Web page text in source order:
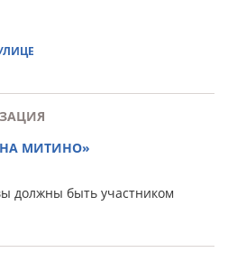
МИТИНО»
должны быть участником